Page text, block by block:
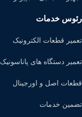
رئوس خدمات
تعمیر قطعات الکترونیک
تعمیر دستگاه های پاناسونیک
قطعات اصل و اورجینال
تضمین خدمات